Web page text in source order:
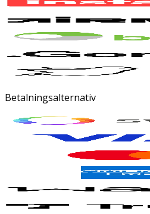
Betalningsalternativ